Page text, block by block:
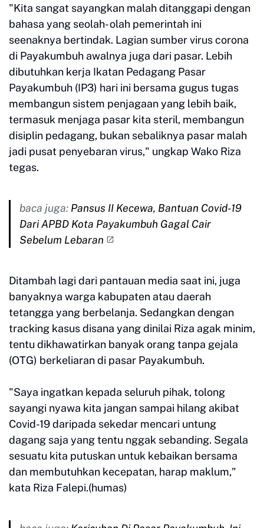
"Kita sangat sayangkan malah ditanggapi dengan
bahasa yang seolah- olah pemerintah ini
seenaknya bertindak. Lagian sumber virus corona
di Payakumbuh awalnya juga dari pasar. Lebih
dibutuhkan kerja Ikatan Pedagang Pasar
Payakumbuh (IP3) hari ini bersama gugus tugas
membangun sistem penjagaan yang lebih baik,
termasuk menjaga pasar kita steril, membangun
disiplin pedagang, bukan sebaliknya pasar malah
jadi pusat penyebaran virus," ungkap Wako Riza
tegas.
baca juga: Pansus II Kecewa, Bantuan Covid-19
Dari APBD Kota Payakumbuh Gagal Cair
Sebelum Lebaran
Ditambah lagi dari pantauan media saat ini, juga
banyaknya warga kabupaten atau daerah
tetangga yang berbelanja. Sedangkan dengan
tracking kasus disana yang dinilai Riza agak minim,
tentu dikhawatirkan banyak orang tanpa gejala
(OTG) berkeliaran di pasar Payakumbuh.
"Saya ingatkan kepada seluruh pihak, tolong
sayangi nyawa kita jangan sampai hilang akibat
Covid-19 daripada sekedar mencari untung
dagang saja yang tentu nggak sebanding. Segala
sesuatu kita putuskan untuk kebaikan bersama
dan membutuhkan kecepatan, harap maklum,"
kata Riza Falepi.(humas)